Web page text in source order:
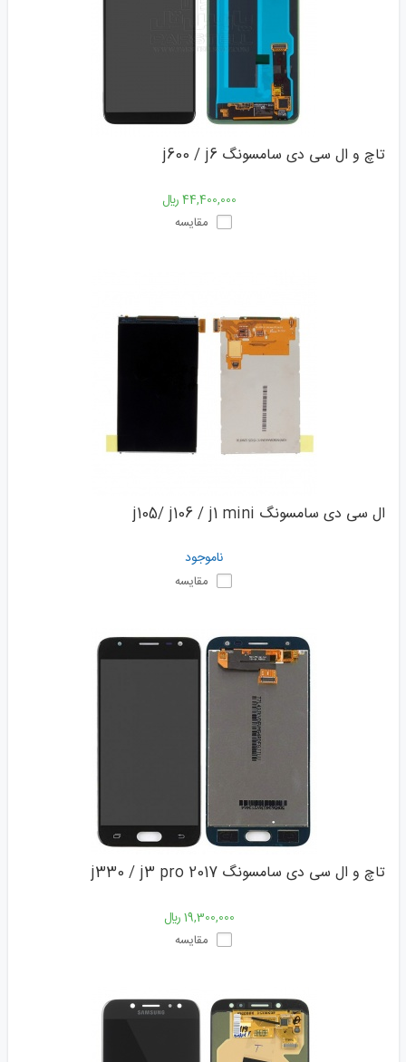
تاچ و ال سی دی سامسونگ j600 / j6
44,400,000 ﷼
مقایسه
ال سی دی سامسونگ j105/ j106 / j1 mini
ناموجود
مقایسه
تاچ و ال سی دی سامسونگ j330 / j3 pro 2017
19,300,000 ﷼
مقایسه